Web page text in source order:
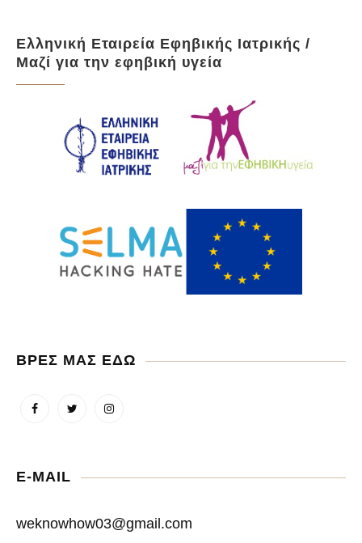
Ελληνική Εταιρεία Εφηβικής Ιατρικής /
Μαζί για την εφηβική υγεία
ΒΡΕΣ ΜΑΣ ΕΔΩ
E-MAIL
weknowhow03@gmail.com